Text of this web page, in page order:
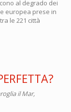
al degrado dei
europea prese in
le 221 città
il Mar,